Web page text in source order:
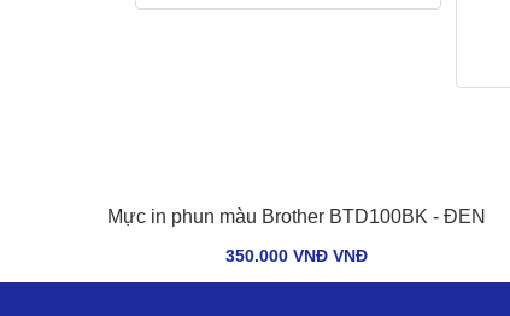
Mực in phun màu Brother BTD100BK - ĐEN
350.000 VNĐ VNÐ